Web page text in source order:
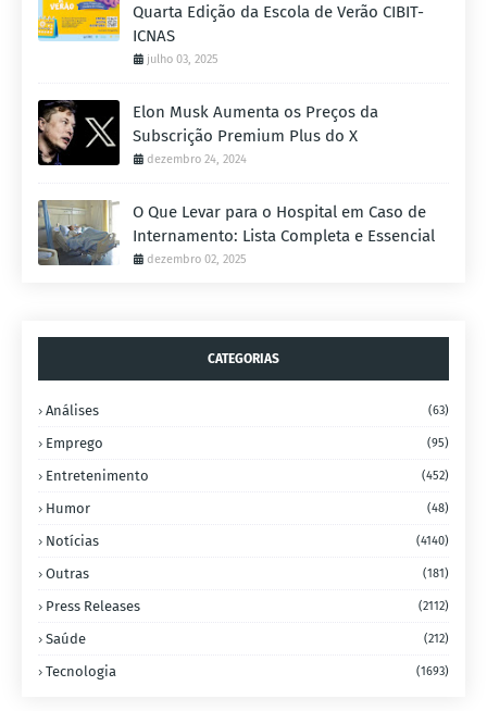
Quarta Edição da Escola de Verão CIBIT-
ICNAS
julho 03, 2025
Elon Musk Aumenta os Preços da
Subscrição Premium Plus do X
dezembro 24, 2024
O Que Levar para o Hospital em Caso de
Internamento: Lista Completa e Essencial
dezembro 02, 2025
CATEGORIAS
Análises (63)
Emprego (95)
Entretenimento (452)
Humor (48)
Notícias (4140)
Outras (181)
Press Releases (2112)
Saúde (212)
Tecnologia (1693)